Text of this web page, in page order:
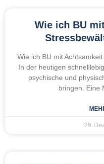
Wie ich BU
Wie ich BU mit
In der heutigen
psychische und
bringen. Eine
29.